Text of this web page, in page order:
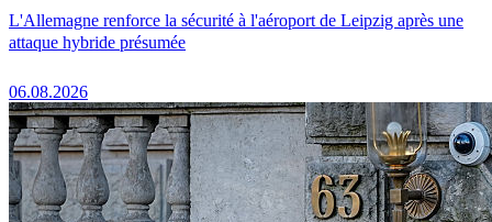
L'Allemagne renforce la sécurité à l'aéroport de Leipzig après une
attaque hybride présumée
06.08.2026